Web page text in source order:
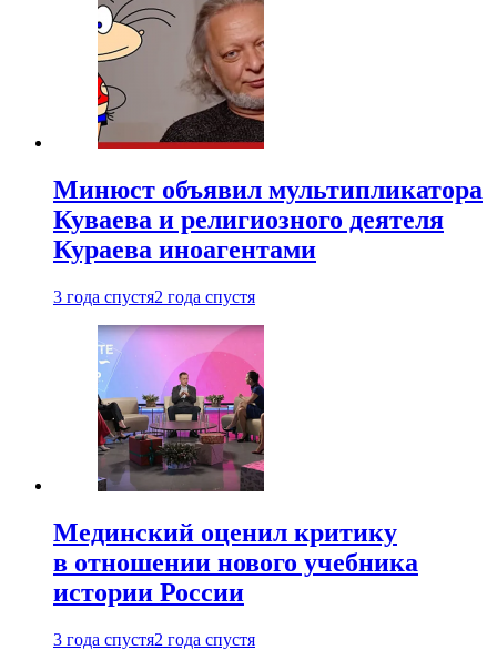
Минюст объявил мультипликатора
Куваева и религиозного деятеля
Кураева иноагентами
3 года спустя2 года спустя
Мединский оценил критику
в отношении нового учебника
истории России
3 года спустя2 года спустя